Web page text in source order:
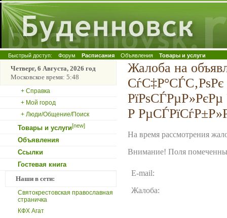
Быстрый доступ: Форум Расписания Объявления Товары и услуги
Четверг, 6 Августа, 2026 год
Московское время: 5:48
+ Справка
+ Мой город
+ Люди/Общение/Поиск
Товары и услуги[new]
Объявления
Ссылки
Гостевая книга
Наши в сети:
Святокрестовская православная
страничка
КФХ Агат
Жалоба на
Р
На время рассмотрения
Внимание! Поля
E-mail:
Жалоба: